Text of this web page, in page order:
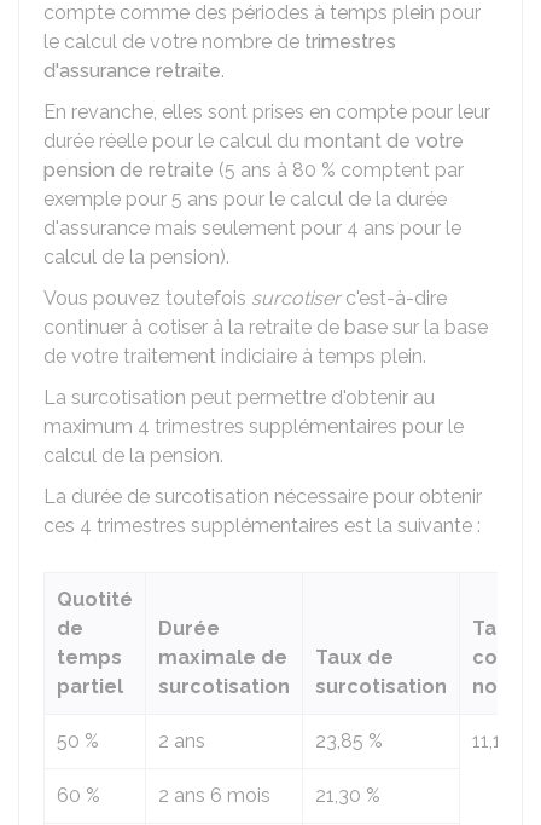
compte comme des périodes à temps plein pour
le calcul de votre nombre de trimestres
d'assurance retraite.
En revanche, elles sont prises en compte pour leur
durée réelle pour le calcul du montant de votre
pension de retraite (5 ans à 80 % comptent par
exemple pour 5 ans pour le calcul de la durée
d'assurance mais seulement pour 4 ans pour le
calcul de la pension).
Vous pouvez toutefois surcotiserc'est-à-dire
continuer à cotiser à la retraite de base sur la base
de votre traitement indiciaire à temps plein.
La surcotisation peut permettre d'obtenir au
maximum 4 trimestres supplémentaires pour le
calcul de la pension.
La durée de surcotisation nécessaire pour obtenir
ces 4 trimestres supplémentaires est la suivante :
Quotité
de
temps
partiel
Durée
maximale de
surcotisation
Taux de
surcotisation
Taux
50 % 2 ans 23,85 % 11,10 %
60 % 2 ans 6 mois 21,30 %